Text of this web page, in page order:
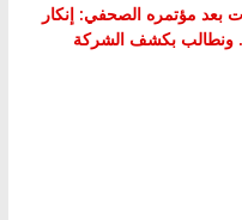
بعد مؤتمره الصحفي: إنكار
ونطالب بكشف الشركة